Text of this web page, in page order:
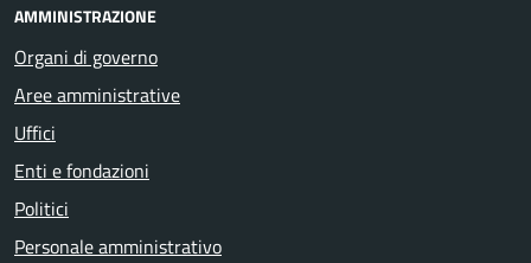
AMMINISTRAZIONE
Organi di governo
Aree amministrative
Uffici
Enti e fondazioni
Politici
Personale amministrativo